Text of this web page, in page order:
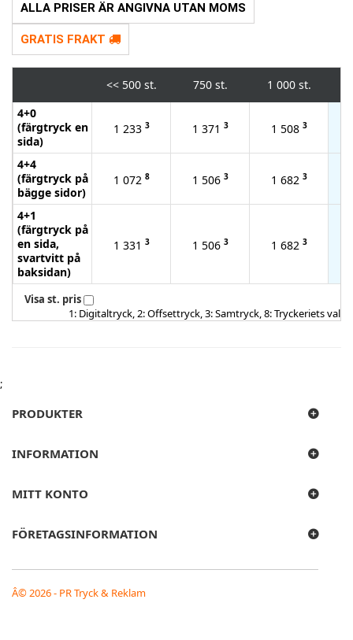
ALLA PRISER ÄR ANGIVNA UTAN MOMS
GRATIS FRAKT
<<500 st. 750 st. 1 000 st.
4+0
(färgtryck en
sida)
1 233 3 1 371 3 1 508 3
4+4
(färgtryck på
bägge sidor)
1 072 8 1 506 3 1 682 3
4+1
(färgtryck på
en sida,
svartvitt på
baksidan)
1 331 3 1 506 3 1 682 3
Visa st. pris
1: Digitaltryck, 2: Offsettryck, 3: Samtryck, 8: Tryckeriets val
;
PRODUKTER
INFORMATION
Â© 2026 - PR Tryck & Reklam
MITT KONTO
FÖRETAGSINFORMATION